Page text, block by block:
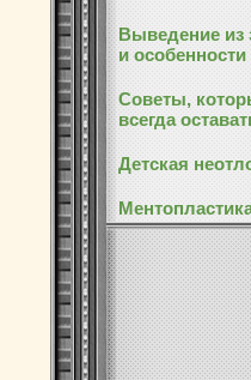
Выведение из
и особенности
Советы,
всегда
Детская